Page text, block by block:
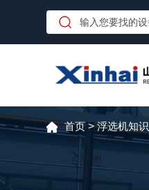
首页>浮选机知识